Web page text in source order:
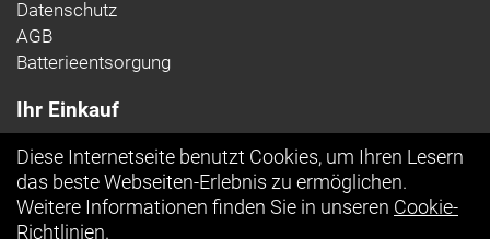
Datenschutz
AGB
Batterieentsorgung
Ihr Einkauf
Top Artikel
Diese Internetseite benutzt Cookies, um Ihren Lesern
das beste Webseiten-Erlebnis zu ermöglichen.
Weitere Informationen finden Sie in unseren Cookie-
Richtlinien.